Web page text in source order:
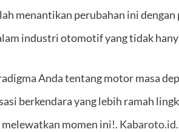
menantikan perubahan ini
industri otomotif yang tidak
Anda tentang motor masa
berkendara yang lebih ramah
momen ini!. Kabaroto.id.